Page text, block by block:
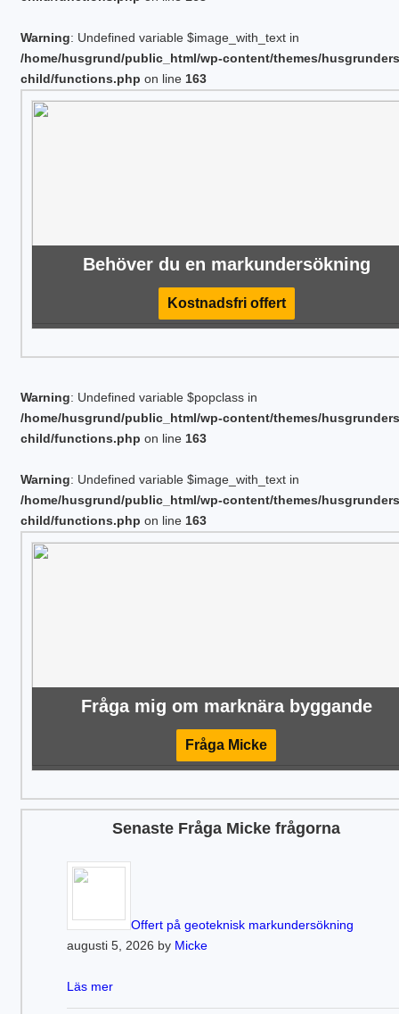
Warning: Undefined variable $image_with_text in
/home/husgrund/public_html/wp-content/themes/
child/functions.php on line 163
Behöver du en markundersökning
Kostnadsfri offert
Warning: Undefined variable $popclass in
/home/husgrund/public_html/wp-content/themes/
child/functions.php on line 163
Warning: Undefined variable $image_with_text in
/home/husgrund/public_html/wp-content/themes/
child/functions.php on line 163
Fråga mig om marknära byggande
Fråga Micke
Senaste Fråga Micke frågorna
Offert på geoteknisk markundersökning
augusti 5, 2026 by Micke
Läs mer